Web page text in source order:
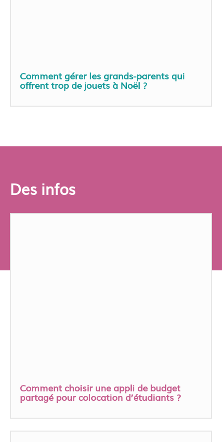
Comment gérer les grands-parents qui
offrent trop de jouets à Noël ?
Des infos
Comment choisir une appli de budget
partagé pour colocation d’étudiants ?